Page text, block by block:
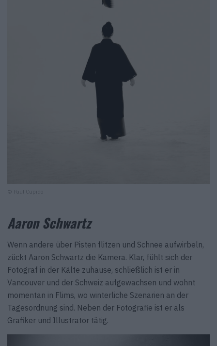
© Paul Cupido
Aaron Schwartz
Wenn andere über Pisten flitzen und Schnee aufwirbeln,
zückt Aaron Schwartz die Kamera. Klar, fühlt sich der
Fotograf in der Kälte zuhause, schließlich ist er in
Vancouver und der Schweiz aufgewachsen und wohnt
momentan in Flims, wo winterliche Szenarien an der
Tagesordnung sind. Neben der Fotografie ist er als
Grafiker und Illustrator tätig.